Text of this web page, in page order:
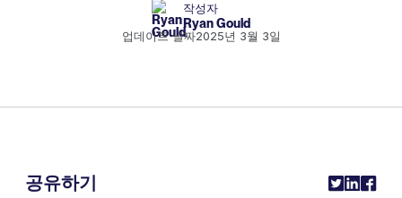
작성자
Ryan Gould
업데이트 날짜2025년 3월 3일
공유하기